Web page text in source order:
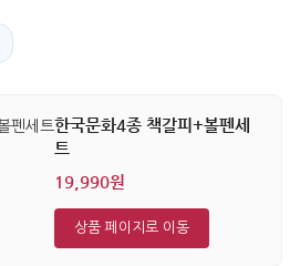
한국문화4종 책갈피+볼펜세
트
19,990원
상품 페이지로 이동